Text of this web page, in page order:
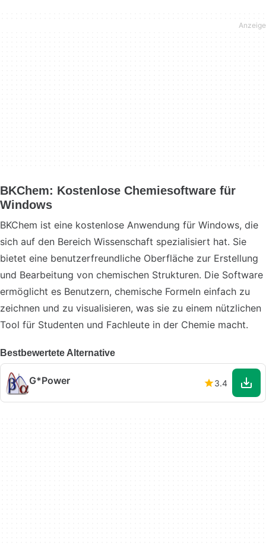
BKChem: Kostenlose Chemiesoftware für
Windows
BKChem ist eine kostenlose Anwendung für Windows, die
sich auf den Bereich Wissenschaft spezialisiert hat. Sie
bietet eine benutzerfreundliche Oberfläche zur Erstellung
und Bearbeitung von chemischen Strukturen. Die Software
ermöglicht es Benutzern, chemische Formeln einfach zu
zeichnen und zu visualisieren, was sie zu einem nützlichen
Tool für Studenten und Fachleute in der Chemie macht.
Bestbewertete Alternative
G*Power 3.4